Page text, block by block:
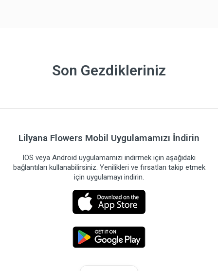
Son Gezdikleriniz
Lilyana Flowers Mobil Uygulamamızı İndirin
IOS veya Android uygulamamızı indirmek için aşağıdaki
bağlantıları kullanabilirsiniz. Yenilikleri ve fırsatları takip etmek
için uygulamayı indirin.